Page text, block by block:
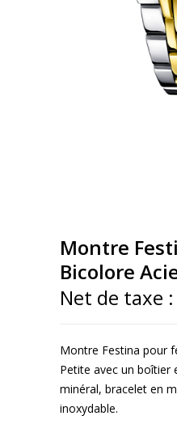
Montre
Bicolore
Net de taxe :
Montre Festina pour
Petite avec un boîtier
minéral, bracelet en
inoxydable.